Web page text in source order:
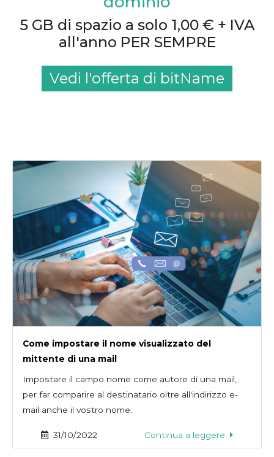
5 GB di spazio a solo 1,00 € + IVA
all'anno PER SEMPRE
Vedi l'offerta di bitName
Come impostare il nome visualizzato del
mittente di una mail
Impostare il campo nome come autore di una mail,
per far comparire al destinatario oltre all'indirizzo e-
mail anche il vostro nome.
31/10/2022 Continua a leggere